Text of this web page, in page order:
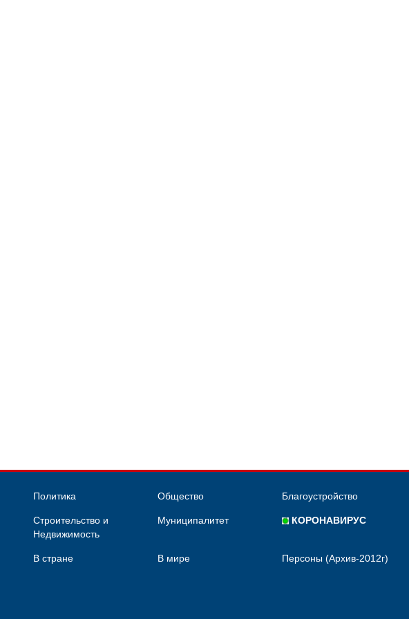
Политика Общество Благоустройство
Строительство и
Недвижимость
Муниципалитет КОРОНАВИРУС
В стране В мире Персоны (Архив-2012г)